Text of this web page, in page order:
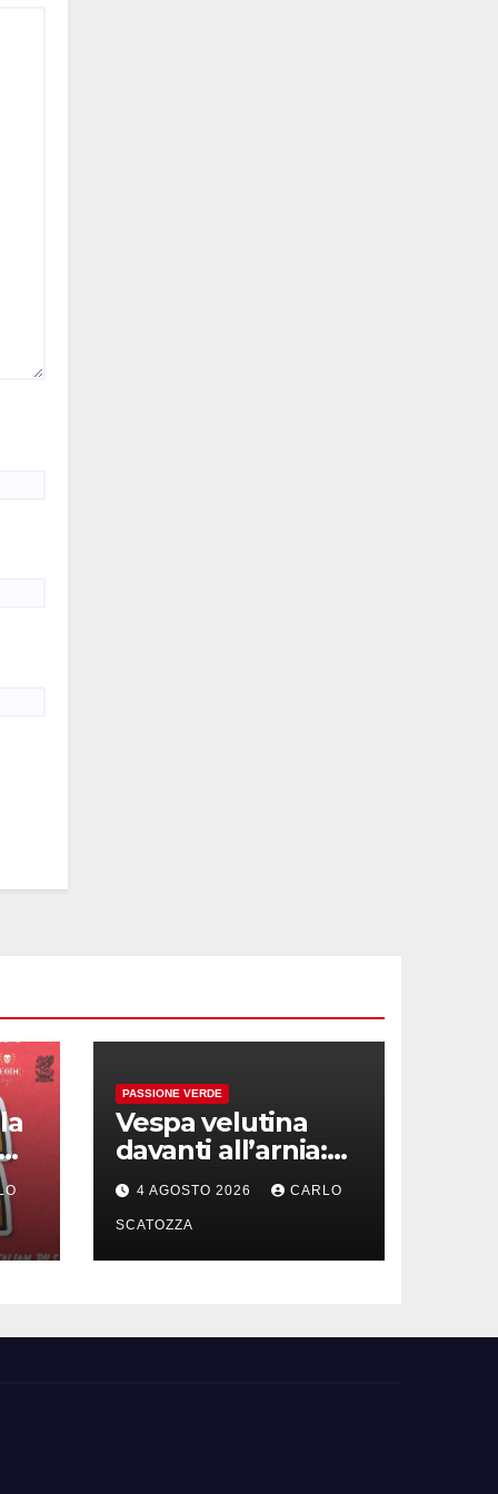
PASSIONE VERDE
Vespa velutina
davanti all’arnia:
scarica video da
TikTok prima che
il post sparisca
4 AGOSTO 2026 CARLO
SCATOZZA